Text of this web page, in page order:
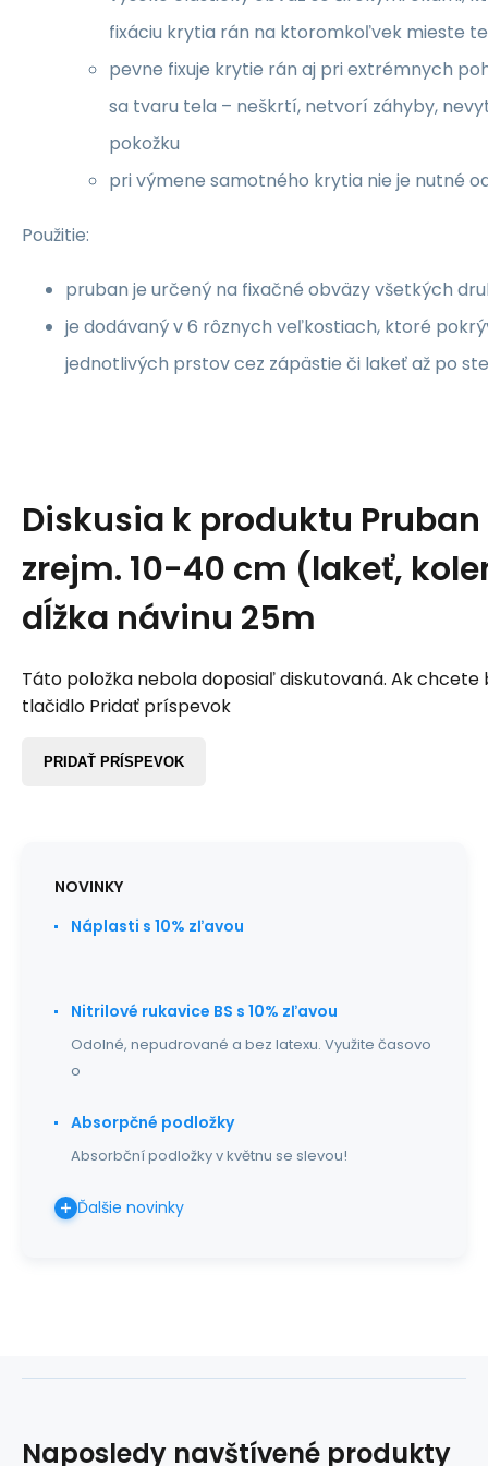
fixáciu krytia rán na ktoromkoľvek mieste
pevne fixuje krytie rán aj pri extrémnych
sa tvaru tela – neškrtí, netvorí záhyby,
pokožku
pri výmene samotného krytia nie je nutné
Použitie:
pruban je určený na fixačné obväzy všetkých
je dodávaný v 6 rôznych veľkostiach, ktoré
jednotlivých prstov cez zápästie či lakeť až po
Diskusia k produktu Pruban
zrejm. 10-40 cm (lakeť,
dĺžka návinu 25m
Táto položka nebola doposiaľ diskutovaná. Ak chcete
tlačidlo Pridať príspevok
PRIDAŤ PRÍSPEVOK
NOVINKY
Náplasti s 10% zľavou
Nitrilové rukavice BS s 10% zľavou
Odolné, nepudrované a bez latexu. Využite časovo
o
Absorpčné podložky
Absorbční podložky v květnu se slevou!
Ďalšie novinky
Naposledy navštívené produkty